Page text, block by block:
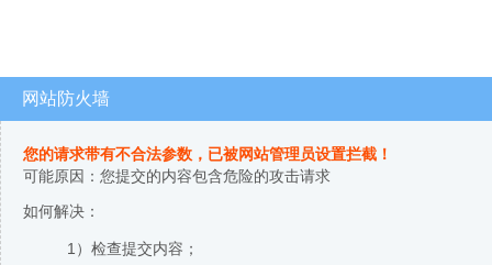
网站防火墙
您的请求带有不合法参数，已被网站管理员设置拦截！
可能原因：您提交的内容包含危险的攻击请求
如何解决：
1）检查提交内容；